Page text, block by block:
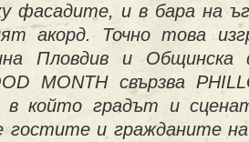
фасадите, и в бара на
акорд. Точно това
Пловдив и Общинска
MONTH свързва
в който градът и
гостите и гражданите